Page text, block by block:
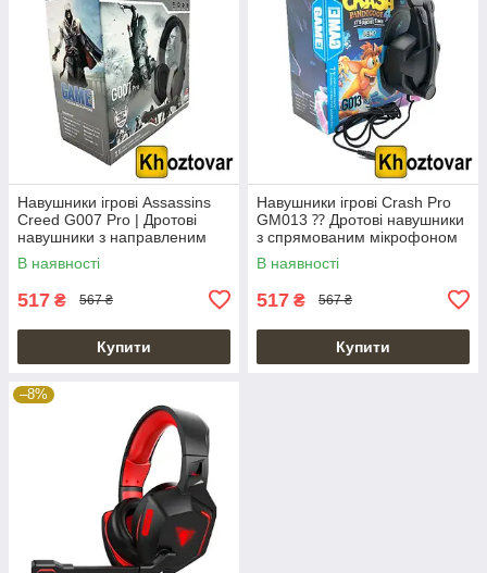
Навушники ігрові Assassins
Creed G007 Pro | Дротові
навушники з направленим
мікрофоном
В наявності
517 ₴ 567 ₴
Купити
Навушники ігрові Crash Pro
GM013 ⁇ Дротові навушники
з спрямованим мікрофоном
В наявності
517 ₴ 567 ₴
Купити
–8%